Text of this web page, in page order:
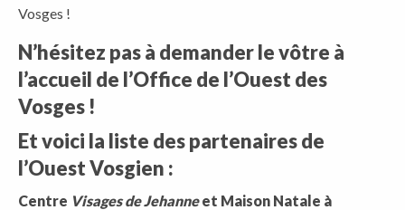
Vosges !
N’hésitez pas à demander le vôtre à
l’accueil de l’Office de l’Ouest des
Vosges !
Et voici la liste des partenaires de
l’Ouest Vosgien :
Centre Visages de Jehanneet Maison Natale à